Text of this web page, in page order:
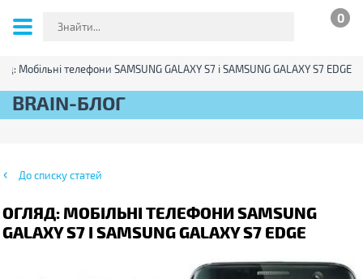
0
Мобільні телефони SAMSUNG GALAXY S7 і SAMSUNG GALAXY S7 EDGE
BRAIN-БЛОГ
До списку статей
ОГЛЯД: МОБІЛЬНІ ТЕЛЕФОНИ SAMSUNG
GALAXY S7 І SAMSUNG GALAXY S7 EDGE